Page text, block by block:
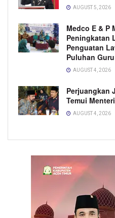
AUGUST 5, 2026
Medco E & P
Peningkatan
Penguatan
Puluhan Guru
AUGUST 4, 2026
Perjuangkan
Temui
AUGUST 4, 2026